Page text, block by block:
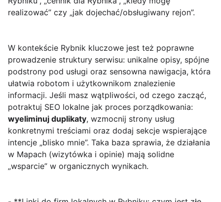
realizować” czy „jak dojechać/obsługiwany rejon”.
W kontekście Rybnik kluczowe jest też poprawne
prowadzenie struktury serwisu: unikalne opisy, spójne
podstrony pod usługi oraz sensowna nawigacja, która
ułatwia robotom i użytkownikom znalezienie
informacji. Jeśli masz wątpliwości, od czego zacząć,
potraktuj SEO lokalne jak proces porządkowania:
wyeliminuj duplikaty, wzmocnij strony usług
konkretnymi treściami oraz dodaj sekcje wspierające
intencje „blisko mnie”. Taka baza sprawia, że działania
w Mapach (wizytówka i opinie) mają solidne
„wsparcie” w organicznych wynikach.